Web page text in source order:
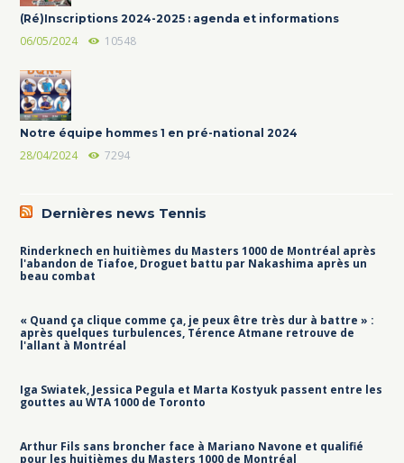
(Ré)Inscriptions 2024-2025 : agenda et informations
06/05/2024 10548
Notre équipe hommes 1 en pré-national 2024
28/04/2024 7294
Dernières news Tennis
Rinderknech en huitièmes du Masters 1000 de Montréal après
l'abandon de Tiafoe, Droguet battu par Nakashima après un
beau combat
« Quand ça clique comme ça, je peux être très dur à battre » :
après quelques turbulences, Térence Atmane retrouve de
l'allant à Montréal
Iga Swiatek, Jessica Pegula et Marta Kostyuk passent entre les
gouttes au WTA 1000 de Toronto
Arthur Fils sans broncher face à Mariano Navone et qualifié
pour les huitièmes du Masters 1000 de Montréal